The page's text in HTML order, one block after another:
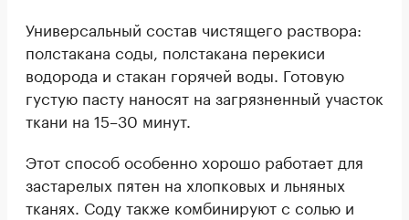
Универсальный состав чистящего раствора:
полстакана соды, полстакана перекиси
водорода и стакан горячей воды. Готовую
густую пасту наносят на загрязненный участок
ткани на 15–30 минут.
Этот способ особенно хорошо работает для
застарелых пятен на хлопковых и льняных
тканях. Соду также комбинируют с солью и